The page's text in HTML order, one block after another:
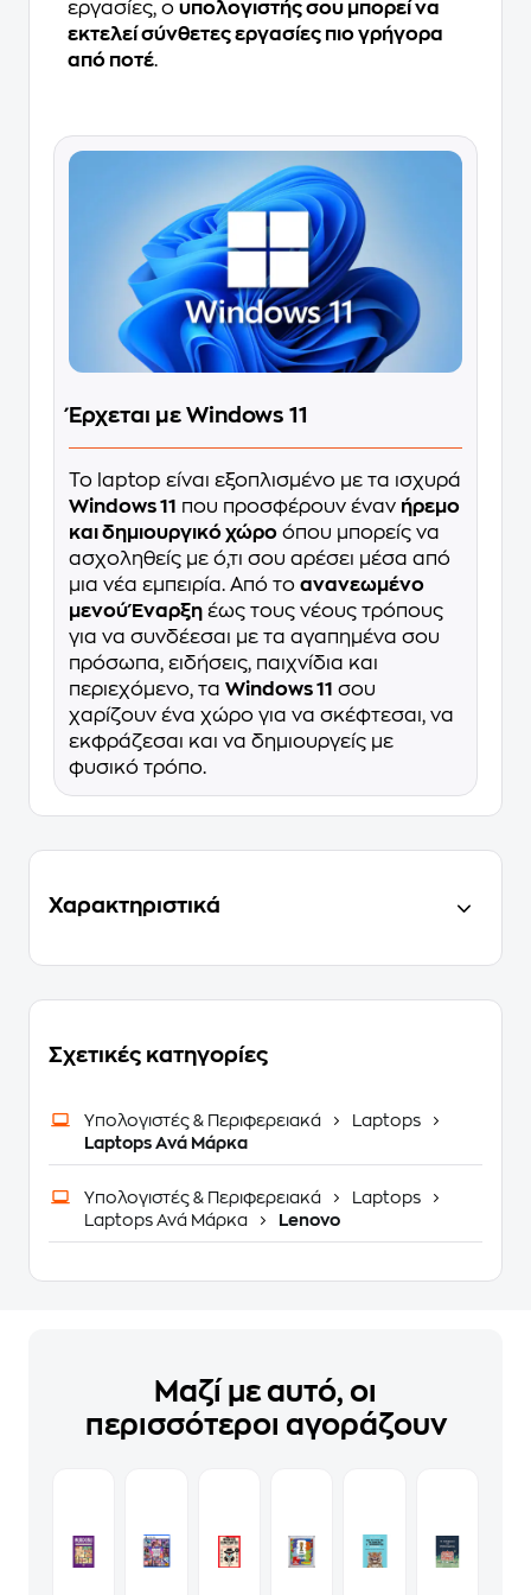
εργασίες, ο υπολογιστής σου μπορεί να
εκτελεί σύνθετες εργασίες πιο γρήγορα
από ποτέ.
Έρχεται με Windows 11
Το laptop είναι εξοπλισμένο με τα ισχυρά
Windows 11 που προσφέρουν έναν ήρεμο
και δημιουργικό χώρο όπου μπορείς να
ασχοληθείς με ό,τι σου αρέσει μέσα από
μια νέα εμπειρία. Από το ανανεωμένο
μενού Έναρξη έως τους νέους τρόπους
για να συνδέεσαι με τα αγαπημένα σου
πρόσωπα, ειδήσεις, παιχνίδια και
περιεχόμενο, τα Windows 11 σου
χαρίζουν ένα χώρο για να σκέφτεσαι, να
εκφράζεσαι και να δημιουργείς με
φυσικό τρόπο.
Χαρακτηριστικά
Σχετικές κατηγορίες
Υπολογιστές & Περιφερειακά
Laptops
Laptops Ανά Μάρκα
Υπολογιστές & Περιφερειακά
Laptops
Laptops Ανά Μάρκα
Lenovo
Μαζί με αυτό, οι
περισσότεροι αγοράζουν